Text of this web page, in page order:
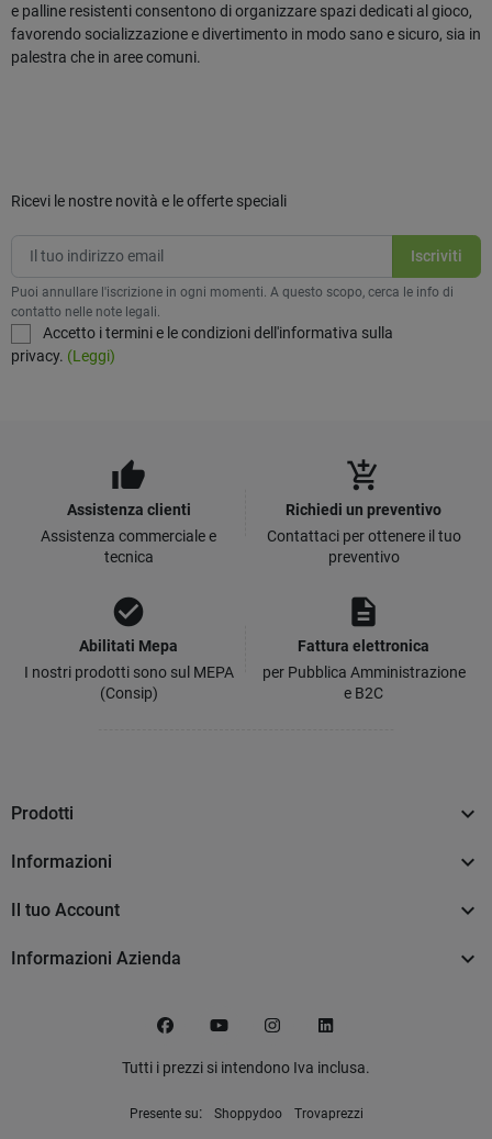
e palline resistenti consentono di organizzare spazi dedicati al gioco,
favorendo socializzazione e divertimento in modo sano e sicuro, sia in
palestra che in aree comuni.
Ricevi le nostre novità e le offerte speciali
Puoi annullare l'iscrizione in ogni momenti. A questo scopo, cerca le info di
contatto nelle note legali.
Accetto i termini e le condizioni dell'informativa sulla
privacy. (Leggi)
thumb_up
Assistenza clienti
Assistenza commerciale e
tecnica
add_shopping_cart
Richiedi un preventivo
Contattaci per ottenere il tuo
preventivo
check_circle
Abilitati Mepa
I nostri prodotti sono sul MEPA
(Consip)
description
Fattura elettronica
per Pubblica Amministrazione
e B2C
Prodotti 
Informazioni 
Il tuo Account 
Informazioni Azienda 
Tutti i prezzi si intendono Iva inclusa.
Presente su: Shoppydoo Trovaprezzi